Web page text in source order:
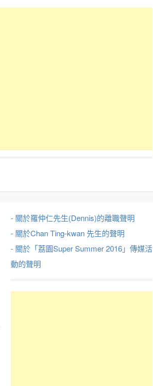
- 關於羅仲仁先生(Dennis)的離職聲明
- 關於Chan Ting-kwan 先生的聲明
- 關於「荔園Super Summer 2016」傳媒活
動的聲明